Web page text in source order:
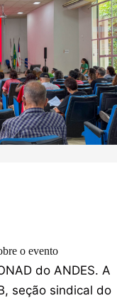
o evento
do ANDES. A
seção sindical do